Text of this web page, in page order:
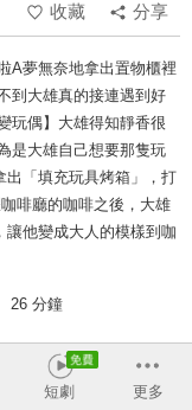
收藏
分享
A夢無奈地拿出置物櫃裡
到大雄真的接連遇到好
玩偶】大雄得知靜香很
是大雄自己想要那隻玩
出「填充玩具烤箱」，打
啡廳的咖啡之後，大雄
他變成大人的模樣到咖
26 分鐘
連思宇短劇 更多